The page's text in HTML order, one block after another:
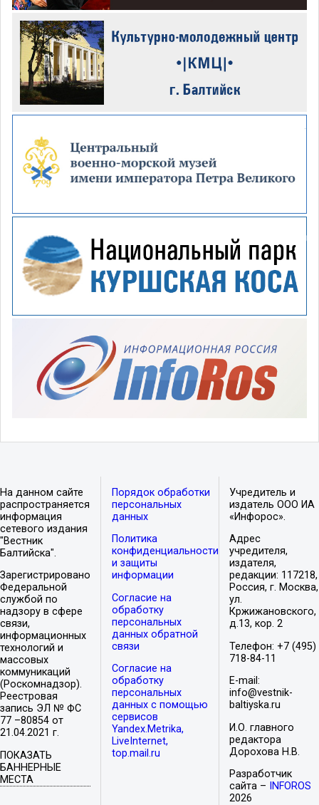
На данном сайте
распространяется
информация
сетевого издания
"Вестник
Балтийска".
Зарегистрировано
Федеральной
службой по
надзору в сфере
связи,
информационных
технологий и
массовых
коммуникаций
(Роскомнадзор).
Реестровая
запись ЭЛ № ФС
77 –80854 от
21.04.2021 г.
ПОКАЗАТЬ
БАННЕРНЫЕ
МЕСТА
Порядок обработки
персональных
данных
Политика
конфиденциальности
и защиты
информации
Согласие на
обработку
персональных
данных обратной
связи
Согласие на
обработку
персональных
данных с помощью
сервисов
Yandex.Metrika,
LiveInternet,
top.mail.ru
Учредитель и
издатель ООО ИА
«Инфорос».
Адрес
учредителя,
издателя,
редакции: 117218,
Россия, г. Москва,
ул.
Кржижановского,
д.13, кор. 2
Телефон: +7 (495)
718-84-11
E-mail:
info@vestnik-
baltiyska.ru
И.О. главного
редактора
Дорохова Н.В.
Разработчик
сайта –
INFOROS
2026